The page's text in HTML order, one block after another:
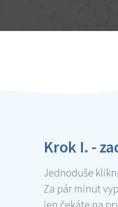
Krok I. -
Jednoduše
Za pár minut